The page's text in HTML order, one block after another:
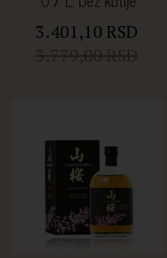
3.401,10 RSD